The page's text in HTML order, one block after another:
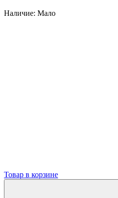
Наличие: Мало
Товар в корзине